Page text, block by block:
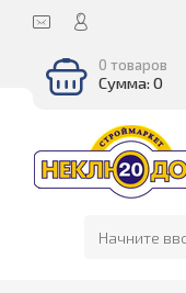
0 товаров
Сумма: 0